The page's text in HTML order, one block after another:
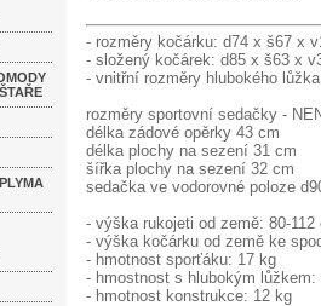
- rozměry kočárku: d74 x š67 x
- složený kočárek: d85 x š63 x
- vnitřní rozměry hlubokého
rozměry sportovní sedačky -
délka zádové opěrky 43 cm
délka plochy na sezení 31 cm
šířka plochy na sezení 32 cm
sedačka ve vodorovné poloze
- výška rukojeti od země: 80-112
- výška kočárku od země ke
- hmotnost sporťáku: 17 kg
- hmostnost s hlubokým lůžkem:
- hmotnost konstrukce: 12 kg